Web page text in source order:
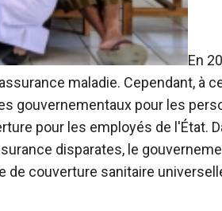
En
maladie. Cependant, à
gouvernementaux pour les
pour les employés de l'État.
disparates, le
de couverture sanitaire